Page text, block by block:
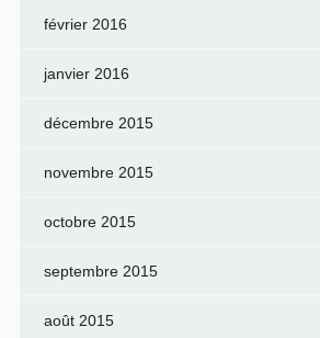
février 2016
janvier 2016
décembre 2015
novembre 2015
octobre 2015
septembre 2015
août 2015